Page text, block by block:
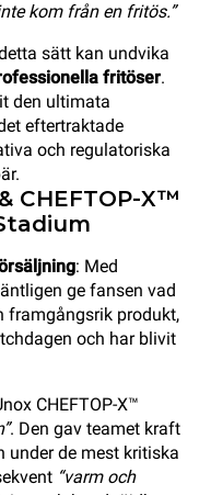
kom från en fritös.”
sätt kan undvika
fritöser.
den ultimata
eftertraktade
och regulatoriska
CHEFTOP-X™
: Med
ge fansen vad
framgångsrik produkt,
och har blivit
CHEFTOP-X™
. Den gav teamet kraft
under de mest kritiska
“varm och